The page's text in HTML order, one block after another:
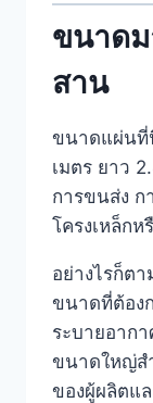
ขนาดม
สาน
ขนาดแผ่นที่
เมตร ยาว
การขนส่ง ก
โครงเหล็กห
อย่างไรก็ต
ขนาดที่ต้อง
ระบายอาก
ขนาดใหญ่ส
ของผู้ผลิตแ